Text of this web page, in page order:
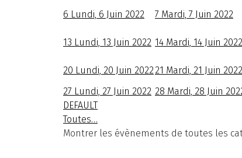
6 Lundi, 6 Juin 2022 7 Mardi, 7 Juin 2022
13 Lundi, 13 Juin 2022 14 Mardi, 14 Juin 2022
20 Lundi, 20 Juin 202221 Mardi, 21 Juin 2022
27 Lundi, 27 Juin 2022 28 Mardi, 28 Juin
DEFAULT
Toutes…
Montrer les évènements de toutes les